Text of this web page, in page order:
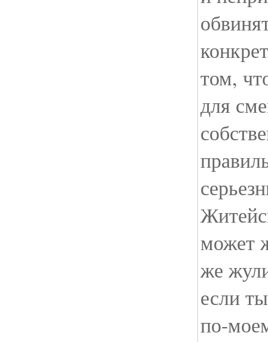
том,
для
может
же
если
по-